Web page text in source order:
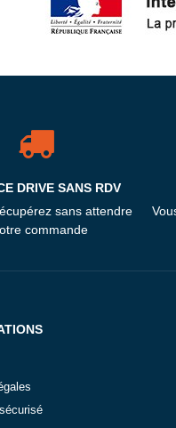
DRIVE SANS RDV
sans attendre
commande